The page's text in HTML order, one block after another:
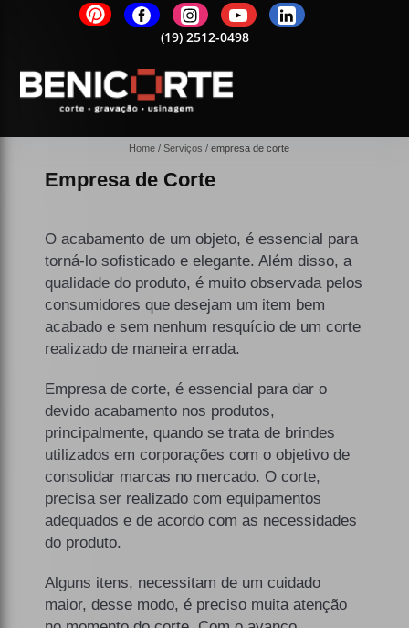
(19) 2512-0498
Home Serviços empresa de corte
Empresa de Corte
O acabamento de um objeto, é essencial para
torná-lo sofisticado e elegante. Além disso, a
qualidade do produto, é muito observada pelos
consumidores que desejam um item bem
acabado e sem nenhum resquício de um corte
realizado de maneira errada.
Empresa de corte, é essencial para dar o
devido acabamento nos produtos,
principalmente, quando se trata de brindes
utilizados em corporações com o objetivo de
consolidar marcas no mercado. O corte,
precisa ser realizado com equipamentos
adequados e de acordo com as necessidades
do produto.
Alguns itens, necessitam de um cuidado
maior, desse modo, é preciso muita atenção